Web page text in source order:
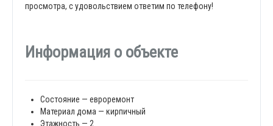
просмотра, с удовольствием ответим по телефону!
Информация о объекте
Состояние — евроремонт
Материал дома — кирпичный
Этажность — 2